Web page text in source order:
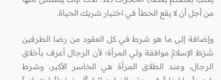
من أجل أن لا يقع الخطأ في اختيار شريك الحياة.
وإضافة إلى ما هو شرط في كل العقود من رضا الطرفين
شَرَطَ الإسلامُ موافقة ولي المرأة؛ لأن الرجال أعرف بأخلاق
الرجال، وعند الطلاق المرأة هي الخاسر الأكبر، وشرط